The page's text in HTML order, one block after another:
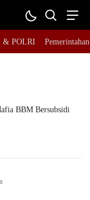
& POLRI Pemerintahan
BBM Bersubsidi